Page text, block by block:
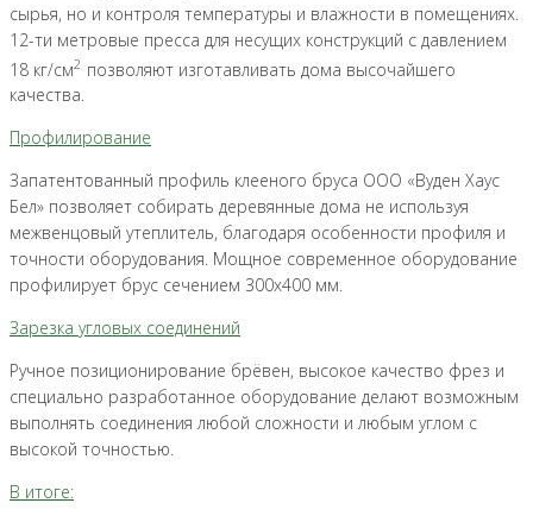
сырья, но и контроля температуры и влажности в помещениях.
12-ти метровые пресса для несущих конструкций с давлением
18 кг/см2 позволяют изготавливать дома высочайшего
качества.
Профилирование
Запатентованный профиль клееного бруса ООО «Вуден Хаус
Бел» позволяет собирать деревянные дома не используя
межвенцовый утеплитель, благодаря особенности профиля и
точности оборудования. Мощное современное оборудование
профилирует брус сечением 300х400 мм.
Зарезка угловых соединений
Ручное позиционирование брёвен, высокое качество фрез и
специально разработанное оборудование делают возможным
выполнять соединения любой сложности и любым углом с
высокой точностью.
В итоге: